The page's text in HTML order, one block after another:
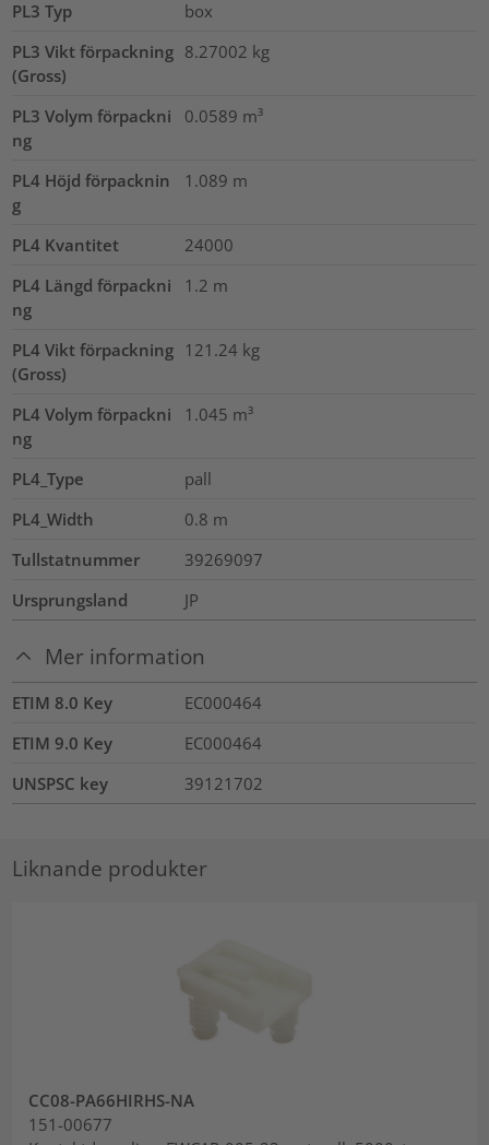
PL3 Typ
box
PL3 Vikt förpackning
(Gross)
8.27002 kg
PL3 Volym förpackni
ng
0.0589 m³
PL4 Höjd förpacknin
g
1.089 m
PL4 Kvantitet
24000
PL4 Längd förpackni
ng
1.2 m
PL4 Vikt förpackning
(Gross)
121.24 kg
PL4 Volym förpackni
ng
1.045 m³
PL4_Type
pall
PL4_Width
0.8 m
Tullstatnummer
39269097
Ursprungsland
JP
Mer information
ETIM 8.0 Key
EC000464
ETIM 9.0 Key
EC000464
UNSPSC key
39121702
Liknande produkter
CC08-PA66HIRHS-NA
151-00677